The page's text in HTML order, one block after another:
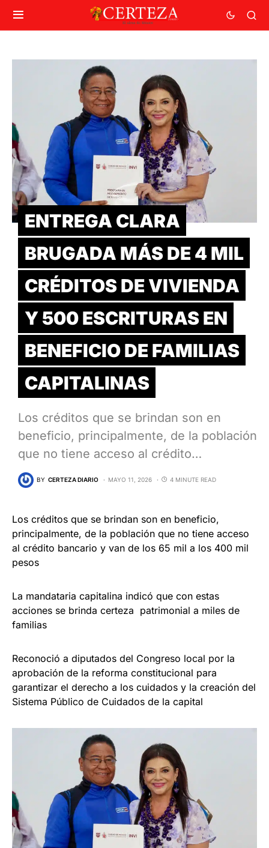
ENTREGA CLARA
BRUGADA MÁS DE 4 MIL
CRÉDITOS DE VIVIENDA
Y 500 ESCRITURAS EN
BENEFICIO DE FAMILIAS
CAPITALINAS
Los créditos que se brindan son en
beneficio, principalmente, de la población
que no tiene acceso al crédito…
BY CERTEZA DIARIO MAYO 11, 2026 4 MINUTE READ
Los créditos que se brindan son en beneficio,
principalmente, de la población que no tiene acceso
al crédito bancario y van de los 65 mil a los 400 mil
pesos
La mandataria capitalina indicó que con estas
acciones se brinda certeza patrimonial a miles de
familias
Reconoció a diputados del Congreso local por la
aprobación de la reforma constitucional para
garantizar el derecho a los cuidados y la creación del
Sistema Público de Cuidados de la capital